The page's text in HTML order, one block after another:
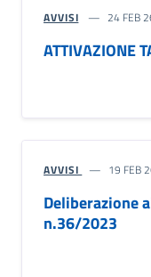
AVVISI 24 FEB
ATTIVAZIONE
AVVISI 19 FEB
Deliberazione
n.36/2023